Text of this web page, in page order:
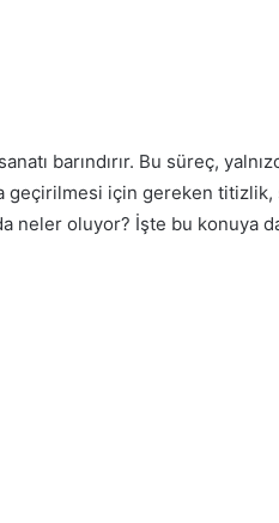
barındırır. Bu süreç,
geçirilmesi için gereken titizlik,
neler oluyor? İşte bu konuya